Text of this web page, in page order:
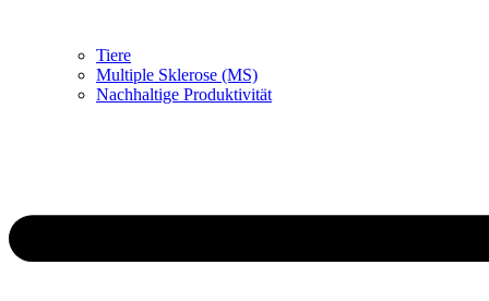
Tiere
Multiple Sklerose (MS)
Nachhaltige Produktivität